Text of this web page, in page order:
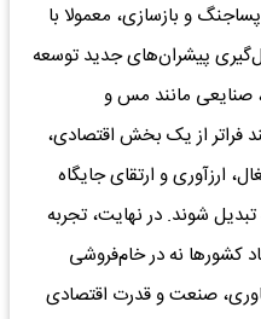
و بازسازی، معمولا با
پیشران‌های جدید توسعه
صنایعی مانند مس و
فراتر از یک بخش اقتصادی،
ارزآوری و ارتقای جایگاه
شوند. در نهایت، تجربه
کشورها نه در خام‌فروشی
صنعت و قدرت اقتصادی